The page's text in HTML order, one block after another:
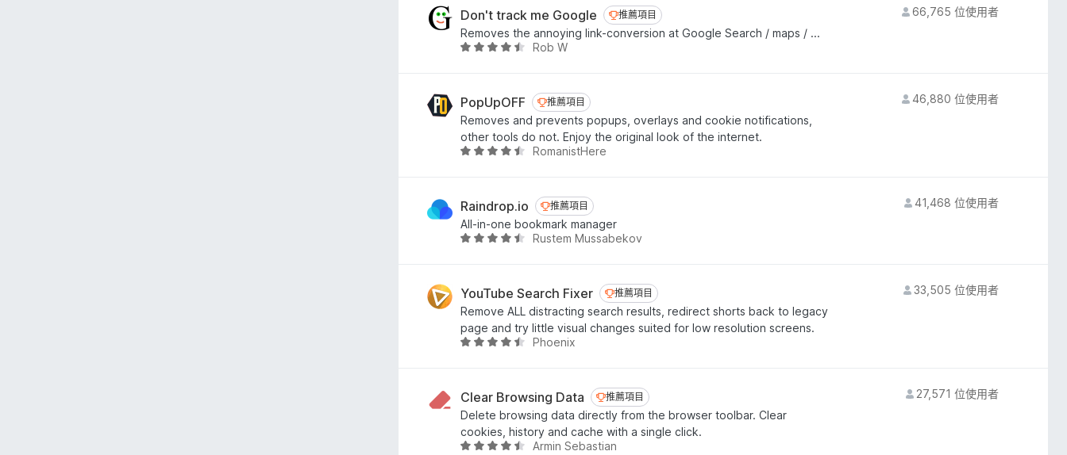
分
5
分
.
9
分
分
5
分
Don't track me Google 推薦項目
推薦項目
Removes the annoying link-conversion at Google Search / maps / ...
評
.
6
分
，
5
分
Rob W
66,765 位使用者
PopUpOFF 推薦項目
推薦項目
Removes and prevents popups, overlays and cookie notifications,
other tools do not. Enjoy the original look of the internet.
評
.
3
分
分
5
分
RomanistHere
46,880 位使用者
Raindrop.io 推薦項目
推薦項目
All-in-one bookmark manager
評
.
3
分
，
5
分
Rustem Mussabekov
41,468 位使用者
YouTube Search Fixer 推薦項目
推薦項目
Remove ALL distracting search results, redirect shorts back to legacy
page and try little visual changes suited for low resolution screens.
評
.
4
分
，
Phoenix
33,505 位使用者
Clear Browsing Data 推薦項目
推薦項目
Delete browsing data directly from the browser toolbar. Clear
cookies, history and cache with a single click.
評
Armin Sebastian
27,571 位使用者